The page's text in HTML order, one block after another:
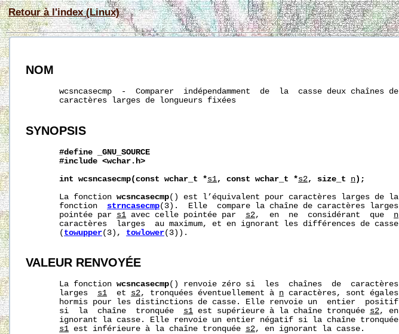
Retour à l'index (Linux)
NOM
       wcsncasecmp  -  Comparer  indépendamment  de  la  casse deux chaînes de
       caractères larges de longueurs fixées
SYNOPSIS
#define
_GNU_SOURCE
#include <wchar.h>
int
wcsncasecmp(const wchar_t *s1, const wchar_t *s2, size_t n);
       La fonction
wcsncasecmp() est l’équivalent pour caractères larges de la
       fonction
strncasecmp(3).  Elle  compare la chaîne de caractères larges
       pointée par
s1 avec celle pointée par s2,  en  ne  considérant  que n
       caractères  larges  au maximum, et en ignorant les différences de casse
       (
towupper(3), towlower(3)).
VALEUR RENVOYÉE
       La fonction
wcsncasecmp() renvoie zéro si  les  chaînes  de  caractères
       larges
s1
  et
s2, tronquées éventuellement à n caractères, sont égales
       hormis pour les distinctions de casse. Elle renvoie un  entier  positif
       si  la  chaîne  tronquée
s1 est supérieure à la chaîne tronquée s2, en
       ignorant la casse. Elle renvoie un entier négatif si la chaîne tronquée
s1 est inférieure à la chaîne tronquée s2, en ignorant la casse.